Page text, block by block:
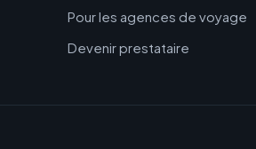
Pour les agences de voyage
Devenir prestataire